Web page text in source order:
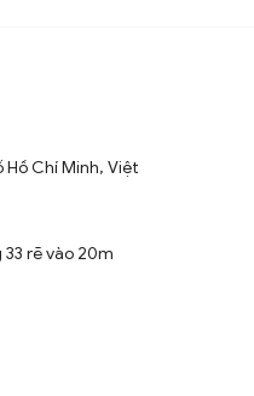
Hồ Chí Minh, Việt
rẽ vào 20m